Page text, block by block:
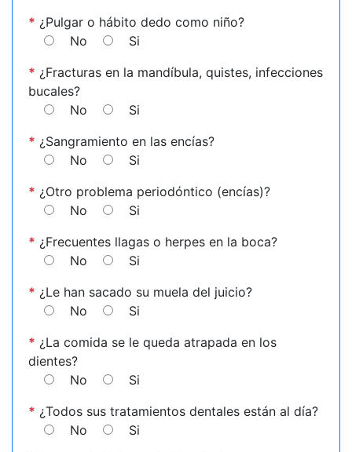
* ¿Pulgar o hábito dedo como niño?
No
Si
* ¿Fracturas en la mandíbula, quistes, infecciones
bucales?
No
Si
* ¿Sangramiento en las encías?
No
Si
* ¿Otro problema periodóntico (encías)?
No
Si
* ¿Frecuentes llagas o herpes en la boca?
No
Si
* ¿Le han sacado su muela del juicio?
No
Si
* ¿La comida se le queda atrapada en los
dientes?
No
Si
* ¿Todos sus tratamientos dentales están al día?
No
Si